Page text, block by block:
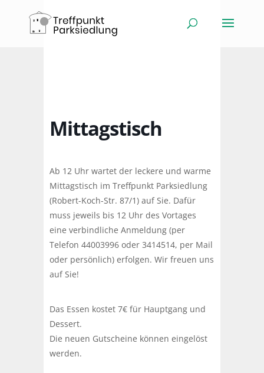
Mittagstisch
Ab 12 Uhr wartet der leckere und warme
Mittagstisch im Treffpunkt Parksiedlung
(Robert-Koch-Str. 87/1) auf Sie. Dafür
muss jeweils bis 12 Uhr des Vortages
eine verbindliche Anmeldung (per
Telefon 44003996 oder 3414514, per Mail
oder persönlich) erfolgen. Wir freuen uns
auf Sie!
Das Essen kostet 7€ für Hauptgang und
Dessert.
Die neuen Gutscheine können eingelöst
werden.